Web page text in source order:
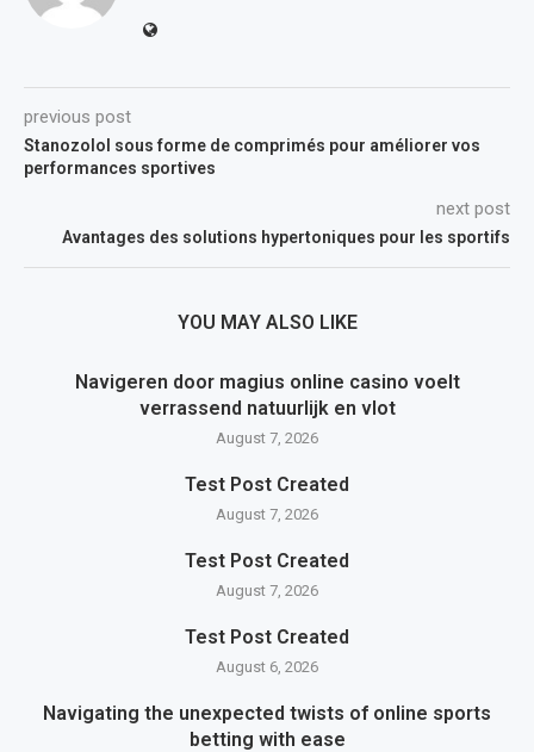
previous post
Stanozolol sous forme de comprimés pour améliorer vos
performances sportives
next post
Avantages des solutions hypertoniques pour les sportifs
YOU MAY ALSO LIKE
Navigeren door magius online casino voelt
verrassend natuurlijk en vlot
August 7, 2026
Test Post Created
August 7, 2026
Test Post Created
August 7, 2026
Test Post Created
August 6, 2026
Navigating the unexpected twists of online sports
betting with ease